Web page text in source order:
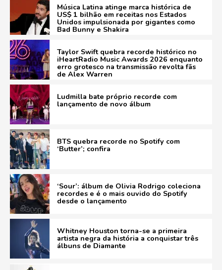
Música Latina atinge marca histórica de
US$ 1 bilhão em receitas nos Estados
Unidos impulsionada por gigantes como
Bad Bunny e Shakira
Taylor Swift quebra recorde histórico no
iHeartRadio Music Awards 2026 enquanto
erro grotesco na transmissão revolta fãs
de Alex Warren
Ludmilla bate próprio recorde com
lançamento de novo álbum
BTS quebra recorde no Spotify com
‘Butter’; confira
‘Sour’: álbum de Olivia Rodrigo coleciona
recordes e é o mais ouvido do Spotify
desde o lançamento
Whitney Houston torna-se a primeira
artista negra da história a conquistar três
álbuns de Diamante